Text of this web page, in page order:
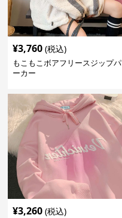
¥3,760 (税込)
もこもこボアフリースジップパ
ーカー
¥3,260 (税込)